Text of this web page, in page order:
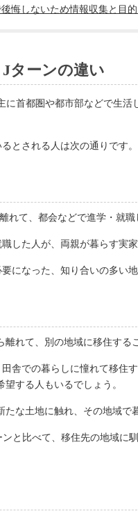
悔しないため情報収集と目
ターンの違い
に首都圏や都市部などで生
とされる人は次の通りです。
れて、都会などで進学・就
した人が、両親が暮らす実
になった、知り合いの多い
れて、別の地域に移住する
舎での暮らしに憧れて移住
する人もいるでしょう。
な土地に触れ、その地域で
と比べて、移住先の地域に